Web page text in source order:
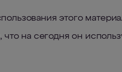
этого
что на сегодня он